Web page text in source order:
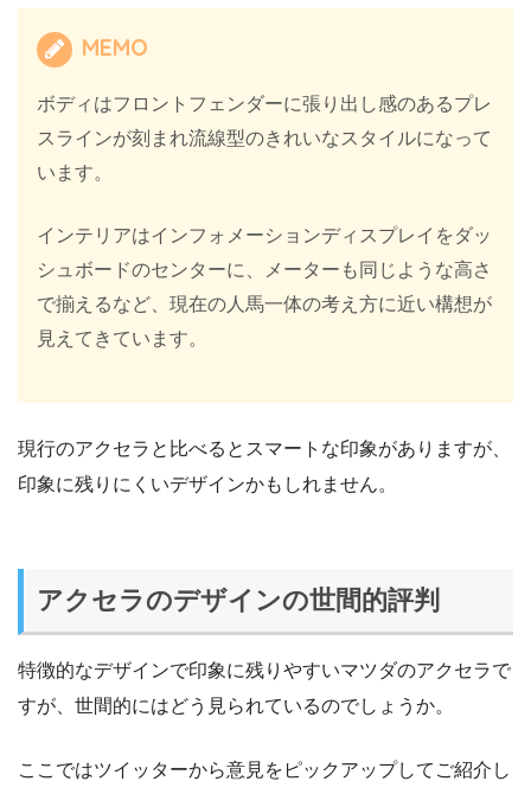
MEMO
ボディはフロントフェンダーに張り出し感のあるプレ
スラインが刻まれ流線型のきれいなスタイルになって
います。
インテリアはインフォメーションディスプレイをダッ
シュボードのセンターに、メーターも同じような高さ
で揃えるなど、現在の人馬一体の考え方に近い構想が
見えてきています。
現行のアクセラと比べるとスマートな印象がありますが、
印象に残りにくいデザインかもしれません。
アクセラのデザインの世間的評判
特徴的なデザインで印象に残りやすいマツダのアクセラで
すが、世間的にはどう見られているのでしょうか。
ここではツイッターから意見をピックアップしてご紹介し